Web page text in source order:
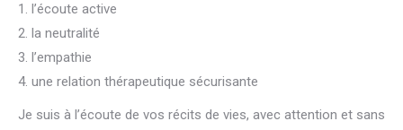
1. l’écoute active
2. la neutralité
3. l’empathie
4. une relation thérapeutique sécurisante
Je suis à l’écoute de vos récits de vies, avec attention et sans